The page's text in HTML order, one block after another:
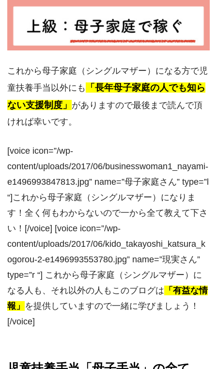
これから母子家庭（シングルマザー）になる方で児
童扶養手当以外にも
「長年母子家庭の人でも知ら
ない支援制度」 がありますので最後まで読んで頂
ければ幸いです。
[voice icon=”/wp-
content/uploads/2017/06/businesswoman1_nayami-
e1496993847813.jpg” name=”母子家庭さん” type=”l
“]これから母子家庭（シングルマザー）になりま
す！全く何もわからないので一から全て教えて下さ
い！[/voice] [voice icon=”/wp-
content/uploads/2017/06/kido_takayoshi_katsura_k
ogorou-2-e1496993553780.jpg” name=”現実さん”
type=”r “] これから母子家庭（シングルマザー）に
なる人も、それ以外の人もこのブログは 「有益な情
報」 を提供していますので一緒に学びましょう！
[/voice]